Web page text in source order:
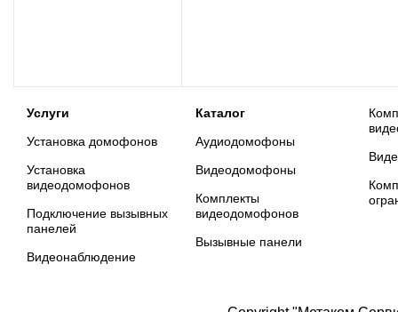
Услуги
Установка домофонов
Установка
видеодомофонов
Подключение вызывных
панелей
Видеонаблюдение
Каталог
Аудиодомофоны
Видеодомофоны
Комплекты
видеодомофонов
Вызывные панели